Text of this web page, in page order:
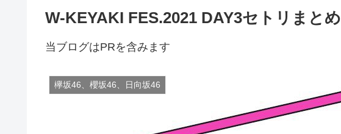
W-KEYAKI FES.2021 DAY3セトリまとめ
当ブログはPRを含みます
欅坂46、櫻坂46、日向坂46